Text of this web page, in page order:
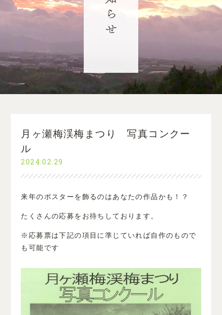
月ヶ瀬梅渓梅まつり 写真コンクー
ル
2024.02.29
来年のポスターを飾るのはあなたの作品かも！？
たくさんの応募をお待ちしております。
※応募票は下記の項目に準じていれば自作のもので
も可能です